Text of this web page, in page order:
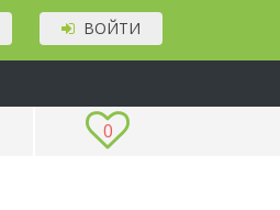
ВОЙТИ
0